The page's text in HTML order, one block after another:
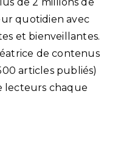
quotidien avec
et bienveillantes.
de contenus
articles publiés)
lecteurs chaque